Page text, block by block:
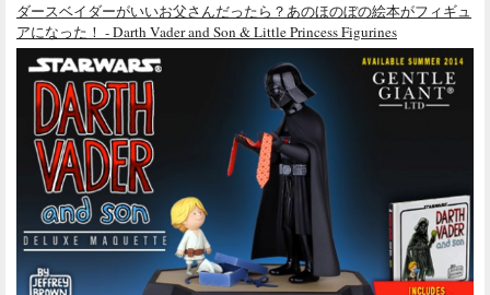
ダースベイダーがいいお父さんだったら？あのほのぼの絵本がフィギュ
アになった！ - Darth Vader and Son & Little Princess Figurines